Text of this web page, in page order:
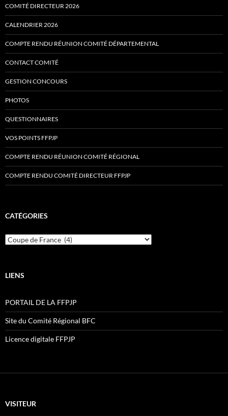
COMITÉ DIRECTEUR 2026
CALENDRIER 2026
COMPTE RENDU RÉUNION COMITÉ DÉPARTEMENTAL
CONTACT COMITÉ
GESTION CONCOURS
PHOTOS
QUESTIONNAIRES
VOS POINTS FFPJP
COMPTE RENDU RÉUNION COMITÉ RÉGIONAL
COMPTE RENDU COMITÉ DIRECTEUR FFPJP
CATÉGORIES
Catégories
LIENS
PORTAIL DE LA FFPJP
Site du Comité Régional BFC
Licence digitale FFPJP
VISITEUR